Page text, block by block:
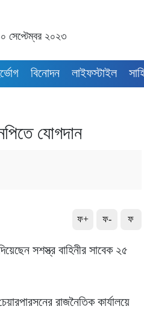
সেপ্টেম্বর ২০২৩
বিনোদন লাইফস্টাইল
যোগদান
ফ+ ফ- ফ
সশস্ত্র বাহিনীর সাবেক ২৫
রাজনৈতিক কার্যালয়ে